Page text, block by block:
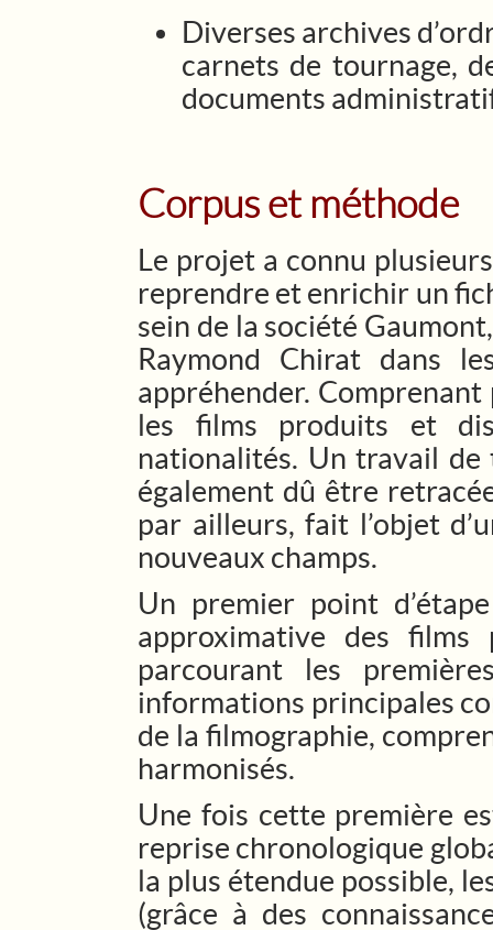
Diverses archives
carnets de tournage,
documents
Corpus et méthode
Le projet a connu
reprendre et enrichir un
sein de la société
Raymond Chirat dans
appréhender.
les films produits et
nationalités. Un travail de
également dû être
par ailleurs, fait l’objet
nouveaux champs.
Un premier point
approximative des
parcourant les
informations principales
de la filmographie,
harmonisés.
Une fois cette première
reprise chronologique
la plus étendue possible,
(grâce à des